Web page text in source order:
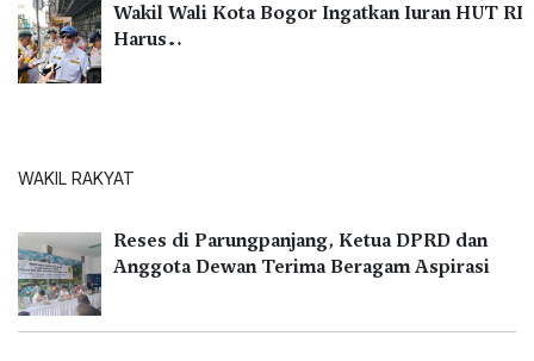
Wakil Wali Kota Bogor Ingatkan Iuran HUT RI
Harus…
WAKIL RAKYAT
Reses di Parungpanjang, Ketua DPRD dan
Anggota Dewan Terima Beragam Aspirasi